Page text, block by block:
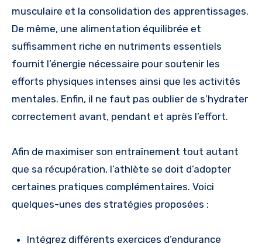
musculaire et la consolidation des apprentissages.
De même, une alimentation équilibrée et
suffisamment riche en nutriments essentiels
fournit l’énergie nécessaire pour soutenir les
efforts physiques intenses ainsi que les activités
mentales. Enfin, il ne faut pas oublier de s’hydrater
correctement avant, pendant et après l’effort.
Afin de maximiser son entraînement tout autant
que sa récupération, l’athlète se doit d’adopter
certaines pratiques complémentaires. Voici
quelques-unes des stratégies proposées :
Intégrez différents exercices d’endurance